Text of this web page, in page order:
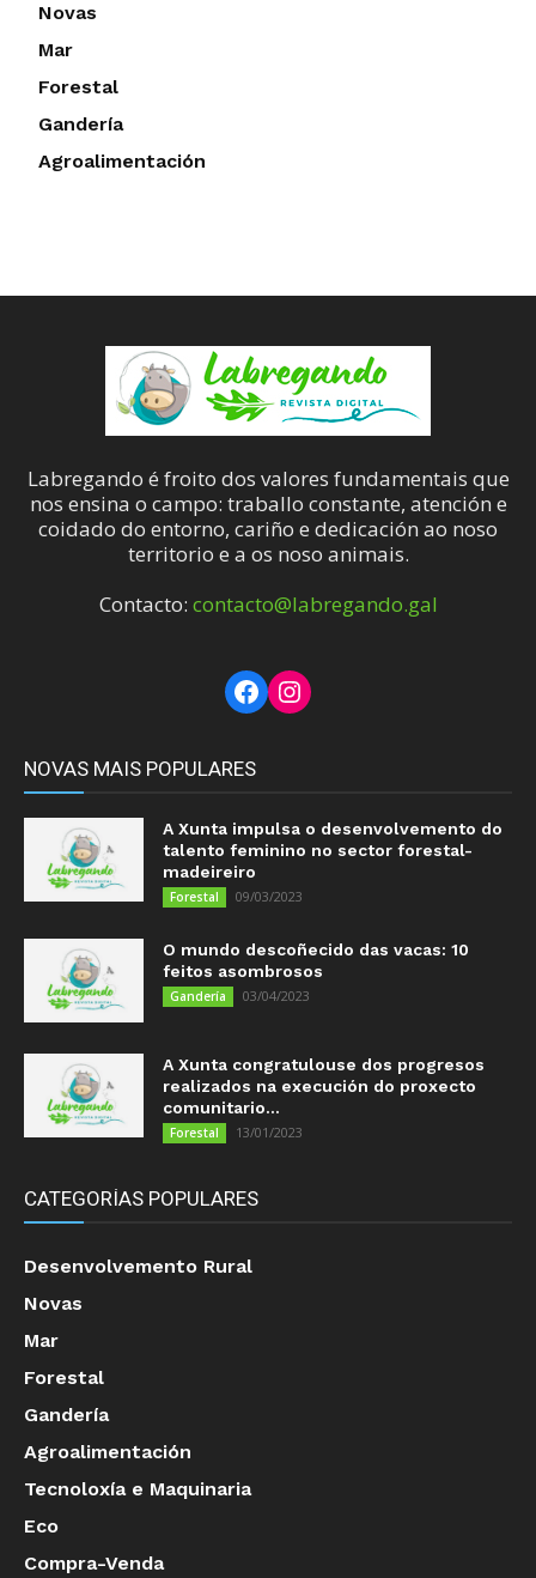
Novas
Mar
Forestal
Gandería
Agroalimentación
Labregando é froito dos valores fundamentais que
nos ensina o campo: traballo constante, atención e
coidado do entorno, cariño e dedicación ao noso
territorio e a os noso animais.
Contacto: contacto@labregando.gal
Facebook
Instagram
NOVAS MAIS POPULARES
A Xunta impulsa o desenvolvemento do
talento feminino no sector forestal-
madeireiro
Forestal 09/03/2023
O mundo descoñecido das vacas: 10
feitos asombrosos
Gandería 03/04/2023
A Xunta congratulouse dos progresos
realizados na execución do proxecto
comunitario...
Forestal 13/01/2023
CATEGORÍAS POPULARES
Desenvolvemento Rural
Novas
Mar
Forestal
Gandería
Agroalimentación
Tecnoloxía e Maquinaria
Eco
Compra-Venda